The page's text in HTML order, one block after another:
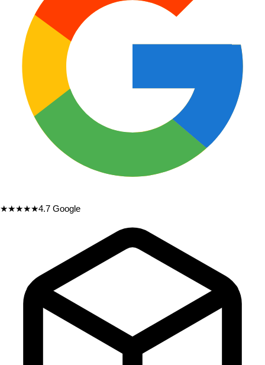
★★★★★4.7 Google